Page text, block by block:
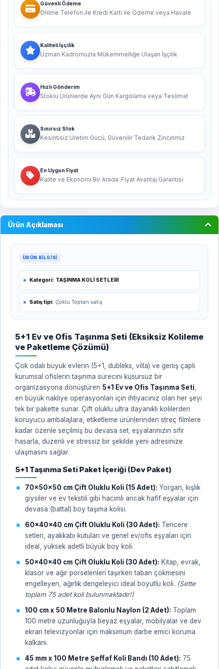
Güvenli Ödeme
Online Telefon ile Kredi Kartı ile Ödeme veya Havale
Kaliteli İşçilik
Uzman Kadromuzla Mükemmelliğe Ulaşan İşçilik
Hızlı Gönderim
Stoklu Ürünlerde Aynı Gün Kargolama veya Teslimat
Sınırsız Stok
Kesintisiz Üretim Gücü, Güvenilir Tedarik Zincirimiz
En Uygun Fiyat
Kalite ve Ekonomi Bir Arada: Fiyat Avantaj Garantisi
Ürün Açıklaması
ÜRÜN BILGISI
Kategori: TAŞINMA KOLİ SETLERİ
Satış tipi: Çoklu Toptan satış
5+1 Ev ve Ofis Taşınma Seti (Eksiksiz Kolileme
ve Paketleme Çözümü)
Çok odalı büyük evlerin (5+1, dubleks, villa) ve geniş çaplı
kurumsal ofislerin taşınma sürecini kusursuz bir
organizasyona dönüştüren 5+1 Ev ve Ofis Taşınma Seti
en büyük nakliye operasyonları için ihtiyacınız olan her şeyi
tek bir pakette sunar. Çift oluklu ultra dayanıklı kolilerden
koruyucu ambalajlara, etiketleme ürünlerinden streç filmlere
kadar özenle seçilmiş bu devasa set; eşyalarınızın sıfır
hasarla, düzenli ve stressiz bir şekilde yeni adresinize
ulaşmasını sağlar.
5+1 Taşınma Seti Paket İçeriği (Dev Paket)
70x50x50 cm Çift Oluklu Koli (15 Adet): Yorgan, kışlık
giysiler ve ev tekstili gibi hacimli ancak hafif eşyalar için
devasa (battal) boy taşıma kolisi.
60x40x40 cm Çift Oluklu Koli (30 Adet): Tencere
setleri, ayakkabı kutuları ve genel ev/ofis eşyaları için
ideal, yüksek adetli büyük boy koli.
50x40x40 cm Çift Oluklu Koli (30 Adet): Kitap, evrak,
klasör ve ağır porselenleri taşırken taban çökmesini
engelleyen, ağırlık dengeleyici ideal boyutlu koli. (Sette
toplam 75 adet koli bulunmaktadır!)
100 cm x 50 Metre Balonlu Naylon (2 Adet): Toplam
100 metre uzunluğuyla beyaz eşyalar, mobilyalar ve dev
ekran televizyonlar için maksimum darbe emici koruma
kalkanı.
45 mm x 100 Metre Şeffaf Koli Bandı (10 Adet): 75